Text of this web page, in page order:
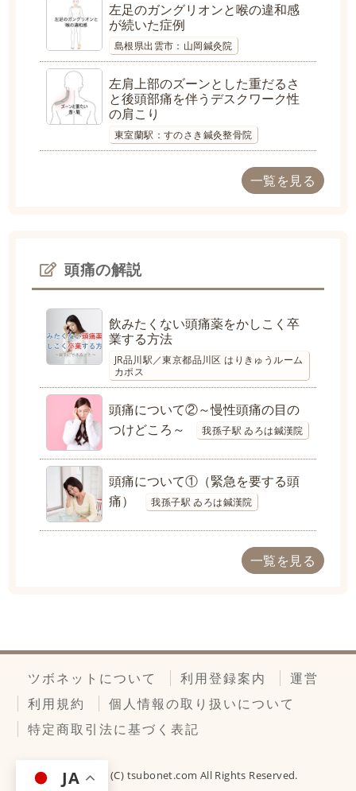
左足のガングリオンと喉の違和感
が続いた症例
島根県出雲市：山岡鍼灸院
左肩上部のズーンとした重だるさ
と後頭部痛を伴うデスクワーク性
の肩こり
東室蘭駅：すのさき鍼灸整骨院
一覧を見る
頭痛の解説
飲みたくない頭痛薬をかしこく卒
業する方法
JR品川駅／東京都品川区 はりきゅうルーム
カポス
頭痛について②～慢性頭痛の目の
つけどころ～
我孫子駅 ゐろは鍼漢院
頭痛について①（緊急を要する頭
痛）
我孫子駅 ゐろは鍼漢院
一覧を見る
ツボネットについて 利用登録案内
運営
利用規約
個人情報の取り扱いについて
特定商取引法に基づく表記
Copyright (C) tsubonet.com All Rights Reserved.
JA